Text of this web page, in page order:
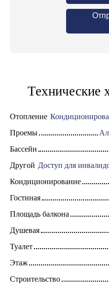
Технические
Отопление
Проемы
Бассейн
Другой
Кондиционирование
Гостиная
Площадь балкона
Душевая
Туалет
Этаж
Строительство